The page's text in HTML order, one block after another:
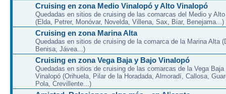
Cruising en zona Medio Vinalopó y Alto Vinalopó
Quedadas en sitios de cruising de las comarcas del Medio y
(Elda, Petrer, Monóvar, Novelda, Villena, Sax, Biar, Benejama...)
Cruising en zona Marina Alta
Quedadas en sitios de cruising de la comarca de la Marina Alta
Benisa, Jávea...)
Cruising en zona Vega Baja y Bajo Vinalopó
Quedadas en sitios de cruising de las comarcas de la Vega Baja
Vinalopó (Orihuela, Pilar de la Horadada, Almoradí, Callosa,
Pola, Crevillente...)